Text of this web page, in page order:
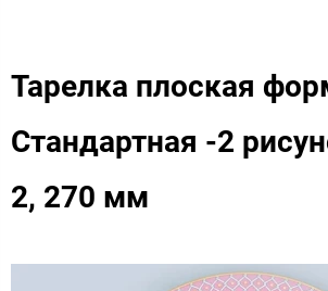
Тарелка плоская
Стандартная -2
2, 270 мм